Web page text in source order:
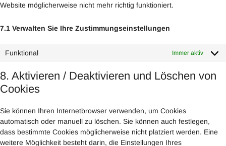
Website möglicherweise nicht mehr richtig funktioniert.
7.1 Verwalten Sie Ihre Zustimmungseinstellungen
Funktional Immer aktiv
8. Aktivieren / Deaktivieren und Löschen von
Cookies
Sie können Ihren Internetbrowser verwenden, um Cookies
automatisch oder manuell zu löschen. Sie können auch festlegen,
dass bestimmte Cookies möglicherweise nicht platziert werden. Eine
weitere Möglichkeit besteht darin, die Einstellungen Ihres